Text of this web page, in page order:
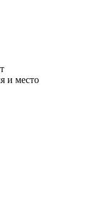
и место